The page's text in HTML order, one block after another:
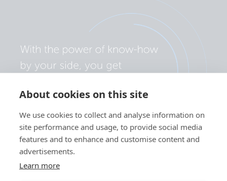
About cookies on this site
We use cookies to collect and analyse information on
site performance and usage, to provide social media
features and to enhance and customise content and
advertisements.
Learn more